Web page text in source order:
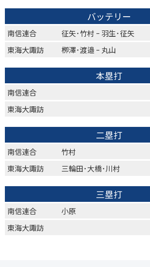
バッテリー
南信連合
征矢･竹村 ｰ 羽生･征矢
東海大諏訪
栁澤･渡邉 ｰ 丸山
本塁打
南信連合
東海大諏訪
二塁打
南信連合
竹村
東海大諏訪
三輪田･大橋･川村
三塁打
南信連合
小原
東海大諏訪